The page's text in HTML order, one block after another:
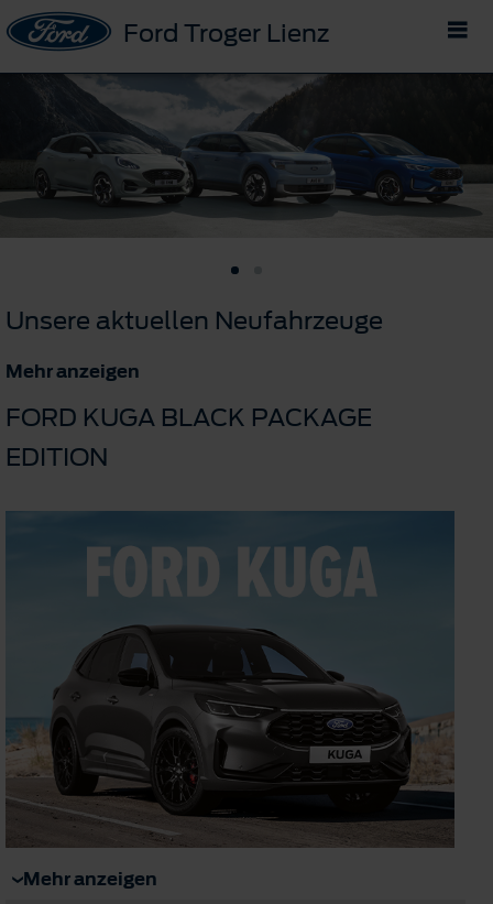
Ford Troger Lienz
Unsere aktuellen Neufahrzeuge
Mehr anzeigen
FORD KUGA BLACK PACKAGE
EDITION
Mehr anzeigen